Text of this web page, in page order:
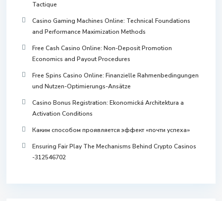
Tactique
Casino Gaming Machines Online: Technical Foundations
and Performance Maximization Methods
Free Cash Casino Online: Non-Deposit Promotion
Economics and Payout Procedures
Free Spins Casino Online: Finanzielle Rahmenbedingungen
und Nutzen-Optimierungs-Ansätze
Casino Bonus Registration: Ekonomická Architektura a
Activation Conditions
Каким способом проявляется эффект «почти успеха»
Ensuring Fair Play The Mechanisms Behind Crypto Casinos
-312546702